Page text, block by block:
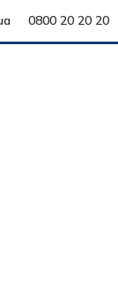
0800 20 20 20